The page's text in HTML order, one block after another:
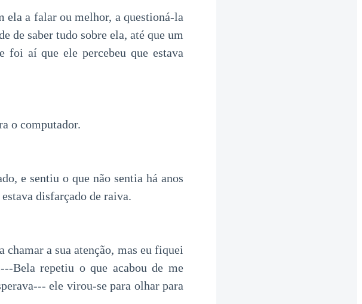
ela a falar ou melhor, a questioná-la
de saber tudo sobre ela, até que um
foi aí que ele percebeu que estava
o computador.
e sentiu o que não sentia há anos
disfarçado de raiva.
a sua atenção, mas eu fiquei
Bela repetiu o que acabou de me
ele virou-se para olhar para